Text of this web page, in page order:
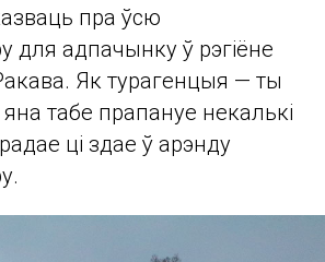
пра ўсю
для адпачынку ў рэгіёне
Як турагенцыя — ты
табе прапануе некалькі
ці здае ў арэнду